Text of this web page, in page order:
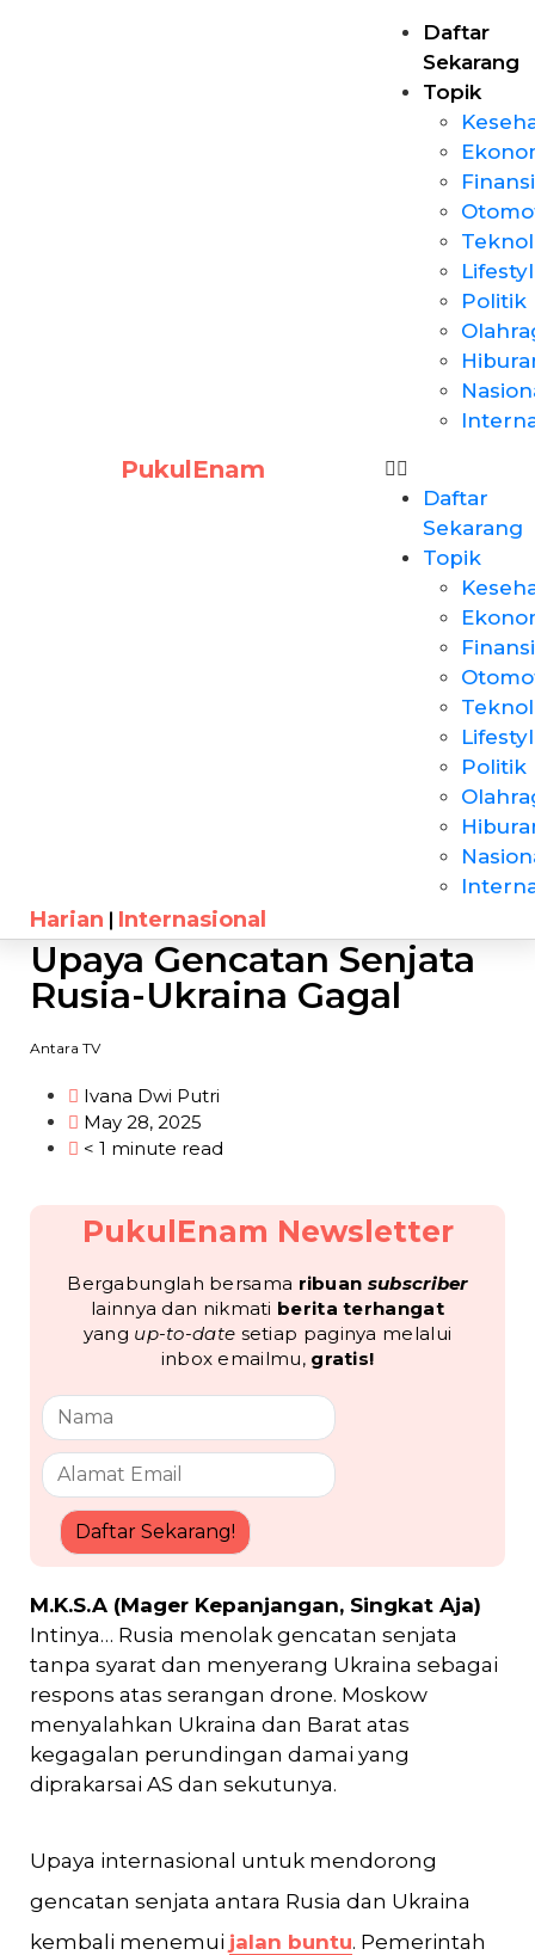
PukulEnam
Daftar
Sekarang
Topik
Politik
Daftar
Sekarang
Topik
Politik
Harian Internasional
Upaya Gencatan Senjata
Rusia-Ukraina Gagal
Antara TV
Ivana Dwi Putri
May 28, 2025
< 1 minute read
PukulEnam Newsletter
Bergabunglah bersama ribuan subscriber
lainnya dan nikmati berita terhangat
yang up-to-date setiap paginya melalui
inbox emailmu, gratis!
Daftar Sekarang!
M.K.S.A (Mager Kepanjangan, Singkat Aja)
Intinya… Rusia menolak gencatan senjata
tanpa syarat dan menyerang Ukraina sebagai
respons atas serangan drone. Moskow
menyalahkan Ukraina dan Barat atas
kegagalan perundingan damai yang
diprakarsai AS dan sekutunya.
Upaya internasional untuk mendorong
gencatan senjata antara Rusia dan Ukraina
kembali menemui jalan buntu. Pemerintah